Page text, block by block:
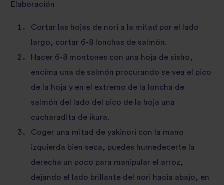
Elaboración
Cortar las hojas de nori a la mitad por el lado
largo, cortar 6-8 lonchas de salmón.
Hacer 6-8 montones con una hoja de sisho,
encima una de salmón procurando se vea el pico
de la hoja y en el extremo de la loncha de
salmón del lado del pico de la hoja una
cucharadita de ikura.
Coger una mitad de yakinori con la mano
izquierda bien seca, puedes humedecerte la
derecha un poco para manipular el arroz,
dejando el lado brillante del nori hacia abajo, en